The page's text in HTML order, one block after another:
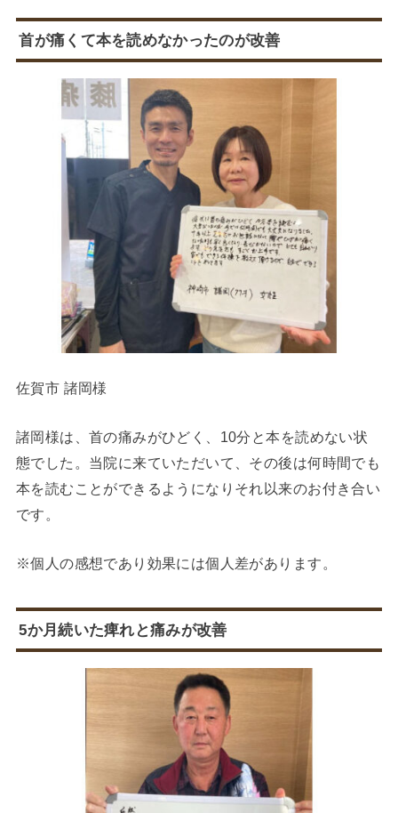
首が痛くて本を読めなかったのが改善
佐賀市 諸岡様
諸岡様は、首の痛みがひどく、10分と本を読めない状
態でした。当院に来ていただいて、その後は何時間でも
本を読むことができるようになりそれ以来のお付き合い
です。
※個人の感想であり効果には個人差があります。
5か月続いた痺れと痛みが改善